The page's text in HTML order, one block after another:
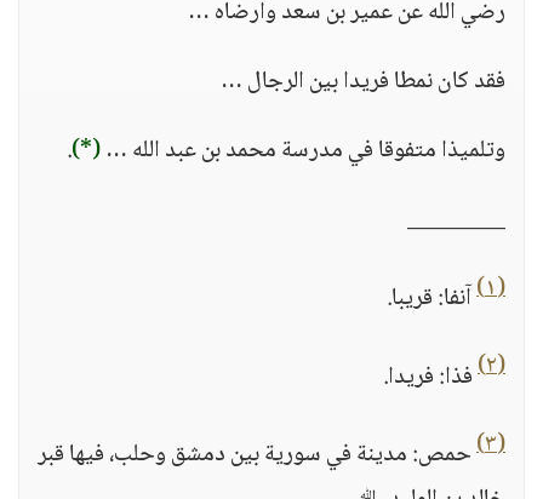
رضي الله عن عمير بن سعد وأرضاه …
فقد كان نمطا فريدا بين الرجال …
وتلميذا متفوقا في مدرسة محمد بن عبد الله …(*)
.
_________
(١)
آنفا: قريبا.
(٢)
فذا: فريدا.
(٣)
حمص: مدينة في سورية بين دمشق وحلب، فيها قبر